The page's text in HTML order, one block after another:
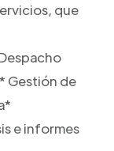
que
Gestión de
e informes